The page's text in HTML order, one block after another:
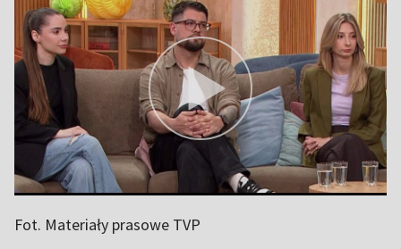
Fot. Materiały prasowe TVP